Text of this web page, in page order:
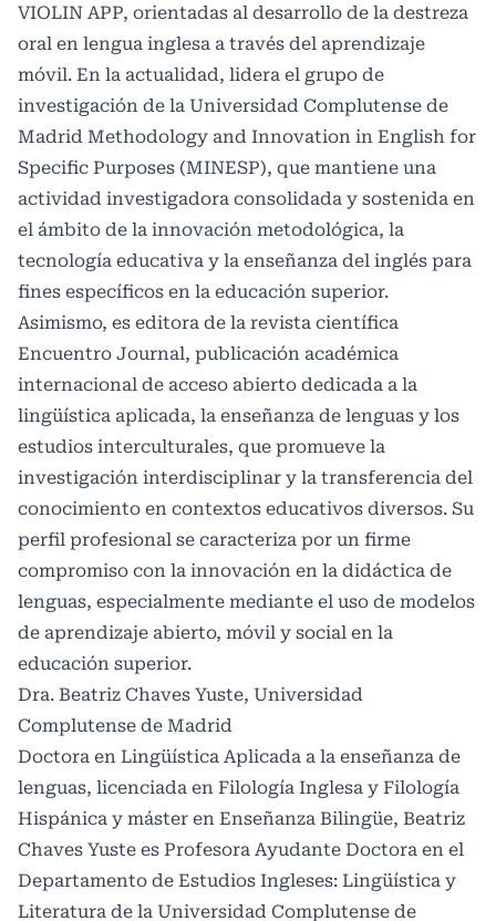
VIOLIN APP, orientadas al desarrollo de la destreza
oral en lengua inglesa a través del aprendizaje
móvil. En la actualidad, lidera el grupo de
investigación de la Universidad Complutense de
Madrid Methodology and Innovation in English for
Specific Purposes (MINESP), que mantiene una
actividad investigadora consolidada y sostenida en
el ámbito de la innovación metodológica, la
tecnología educativa y la enseñanza del inglés para
fines específicos en la educación superior.
Asimismo, es editora de la revista científica
Encuentro Journal, publicación académica
internacional de acceso abierto dedicada a la
lingüística aplicada, la enseñanza de lenguas y los
estudios interculturales, que promueve la
investigación interdisciplinar y la transferencia del
conocimiento en contextos educativos diversos. Su
perfil profesional se caracteriza por un firme
compromiso con la innovación en la didáctica de
lenguas, especialmente mediante el uso de modelos
de aprendizaje abierto, móvil y social en la
educación superior.
Dra. Beatriz Chaves Yuste, Universidad
Complutense de Madrid
Doctora en Lingüística Aplicada a la enseñanza de
lenguas, licenciada en Filología Inglesa y Filología
Hispánica y máster en Enseñanza Bilingüe, Beatriz
Chaves Yuste es Profesora Ayudante Doctora en el
Departamento de Estudios Ingleses: Lingüística y
Literatura de la Universidad Complutense de